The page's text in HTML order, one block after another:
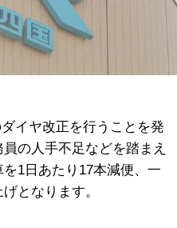
イヤ改正を行うことを発
の人手不足などを踏まえ
1日あたり17本減便、一
となります。